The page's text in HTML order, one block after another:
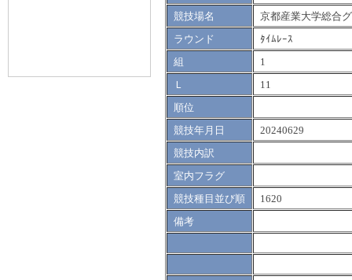
競技場名
京都産業大学総合
ラウンド
ﾀｲﾑﾚｰｽ
組
1
Ｌ
11
順位
競技年月日
20240629
競技内訳
室内フラグ
競技種目並び順
1620
備考